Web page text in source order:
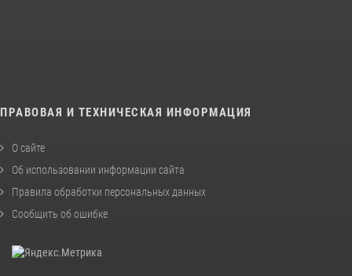
ПРАВОВАЯ И ТЕХНИЧЕСКАЯ ИНФОРМАЦИЯ
О сайте
Об использовании информации сайта
Правила обработки персональных данных
Сообщить об ошибке